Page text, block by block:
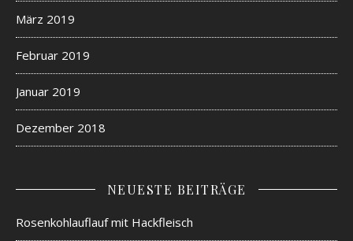
März 2019
Februar 2019
Januar 2019
Dezember 2018
NEUESTE BEITRÄGE
Rosenkohlauflauf mit Hackfleisch